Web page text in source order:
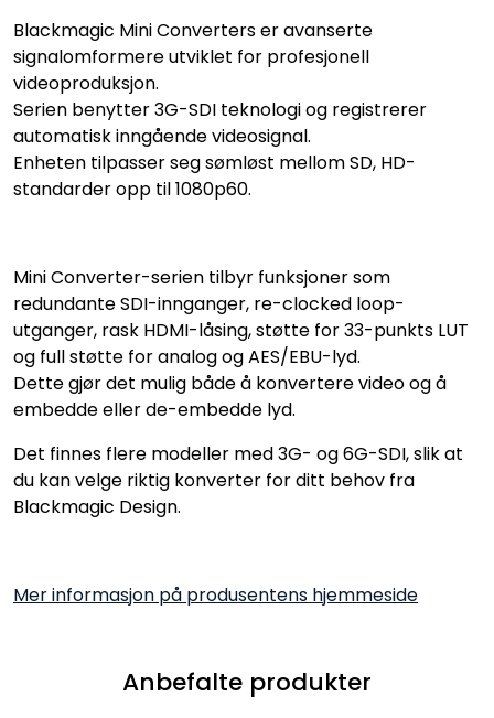
Blackmagic Mini Converters er avanserte
signalomformere utviklet for profesjonell
videoproduksjon.
Serien benytter 3G-SDI teknologi og registrerer
automatisk inngående videosignal.
Enheten tilpasser seg sømløst mellom SD, HD-
standarder opp til 1080p60.
Mini Converter-serien tilbyr funksjoner som
redundante SDI-innganger, re-clocked loop-
utganger, rask HDMI-låsing, støtte for 33-punkts LUT
og full støtte for analog og AES/EBU-lyd.
Dette gjør det mulig både å konvertere video og å
embedde eller de-embedde lyd.
Det finnes flere modeller med 3G- og 6G-SDI, slik at
du kan velge riktig konverter for ditt behov fra
Blackmagic Design.
Mer informasjon på produsentens hjemmeside
Anbefalte produkter